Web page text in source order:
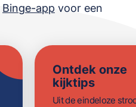
Binge-app voor een
Ontdek onze
kijktips
Uit de eindeloze